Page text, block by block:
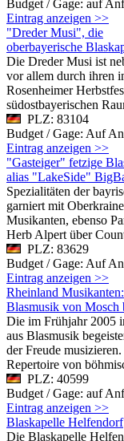
Budget / Gage: auf
Eintrag anzeigen >>
"Dreder Musi", die
oberbayerische
Die Dreder Musi ist
vor allem durch ihren
Rosenheimer
südostbayerischen
PLZ: 83104
Budget / Gage: Auf
Eintrag anzeigen >>
"Gasteiger" fetzige
alias "LakeSide"
Spezialitäten der
garniert mit
Musikanten, ebenso
Herb Alpert über
PLZ: 83629
Budget / Gage: Auf
Eintrag anzeigen >>
Rheinland Musikanten:
Blasmusik von Mosch
Die im Frühjahr 2005
aus Blasmusik
der Freude
Repertoire von
PLZ: 40599
Budget / Gage: auf
Eintrag anzeigen >>
Blaskapelle Helfendorf
Die Blaskapelle